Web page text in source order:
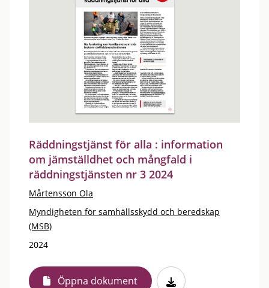
Räddningstjänst för alla : information
om jämställdhet och mångfald i
räddningstjänsten nr 3 2024
Mårtensson Ola
Myndigheten för samhällsskydd och beredskap
(MSB)
2024
Öppna dokument